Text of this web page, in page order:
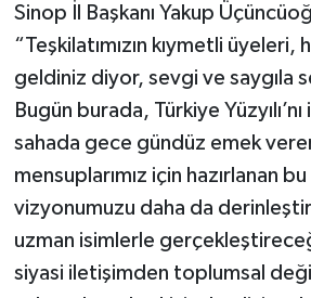
Sinop İl Başkanı Yakup
“Teşkilatımızın kıymetli üyeleri,
geldiniz diyor, sevgi ve saygıla
Bugün burada, Türkiye
sahada gece gündüz emek
mensuplarımız için hazırlanan
vizyonumuzu daha da
uzman isimlerle
siyasi iletişimden toplumsal